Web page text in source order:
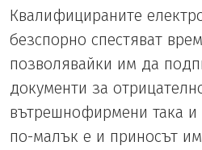
Квалифицираните
безспорно спестяват
позволявайки им да
документи за
вътрешнофирмени така
по-малък е и приносът